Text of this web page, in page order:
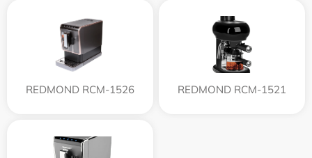
REDMOND RCM-1526 REDMOND RCM-1521